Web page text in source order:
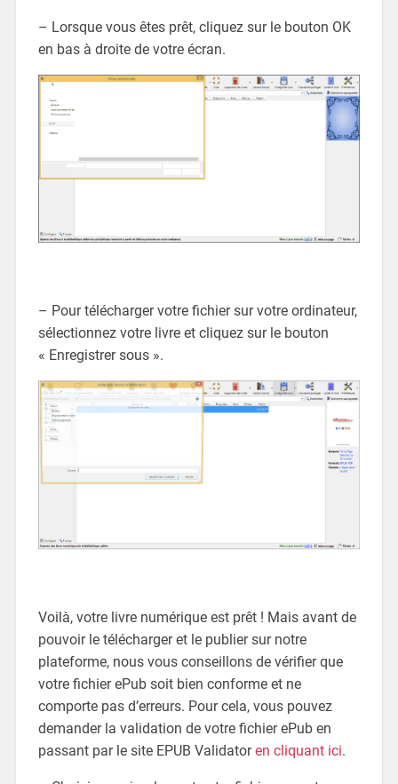
– Lorsque vous êtes prêt, cliquez sur le bouton OK
en bas à droite de votre écran.
– Pour télécharger votre fichier sur votre ordinateur,
sélectionnez votre livre et cliquez sur le bouton
« Enregistrer sous ».
Voilà, votre livre numérique est prêt ! Mais avant de
pouvoir le télécharger et le publier sur notre
plateforme, nous vous conseillons de vérifier que
votre fichier ePub soit bien conforme et ne
comporte pas d’erreurs. Pour cela, vous pouvez
demander la validation de votre fichier ePub en
passant par le site EPUB Validatoren cliquant ici.